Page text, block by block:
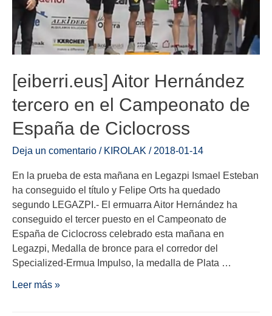
[eiberri.eus] Aitor Hernández
tercero en el Campeonato de
España de Ciclocross
Deja un comentario / KIROLAK / 2018-01-14
En la prueba de esta mañana en Legazpi Ismael Esteban
ha conseguido el título y Felipe Orts ha quedado
segundo LEGAZPI.- El ermuarra Aitor Hernández ha
conseguido el tercer puesto en el Campeonato de
España de Ciclocross celebrado esta mañana en
Legazpi, Medalla de bronce para el corredor del
Specialized-Ermua Impulso, la medalla de Plata …
Leer más »